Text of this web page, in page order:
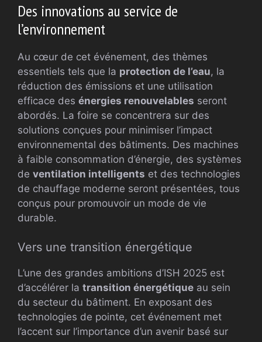
Des innovations au service de
l’environnement
Au cœur de cet événement, des thèmes
essentiels tels que la protection de l’eau, la
réduction des émissions et une utilisation
efficace des énergies renouvelables seront
abordés. La foire se concentrera sur des
solutions conçues pour minimiser l’impact
environnemental des bâtiments. Des machines
à faible consommation d’énergie, des systèmes
de ventilation intelligents et des technologies
de chauffage moderne seront présentées, tous
conçus pour promouvoir un mode de vie
durable.
Vers une transition énergétique
L’une des grandes ambitions d’ISH 2025 est
d’accélérer la transition énergétique au sein
du secteur du bâtiment. En exposant des
technologies de pointe, cet événement met
l’accent sur l’importance d’un avenir basé sur